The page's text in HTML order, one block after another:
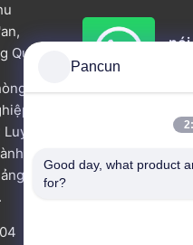
Quốc.
phố
nói
Pancun
Good day, what product
for?